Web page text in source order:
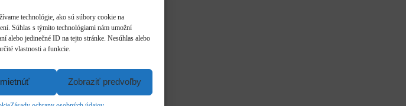
technológie, ako sú súbory cookie na
Súhlas s týmito technológiami nám umožní
alebo jedinečné ID na tejto stránke. Nesúhlas alebo
vlastnosti a funkcie.
Zobraziť predvoľby